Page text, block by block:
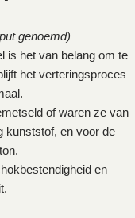
genoemd)
is het van belang om te
het verteringsproces
of waren ze van
kunststof, en voor de
en